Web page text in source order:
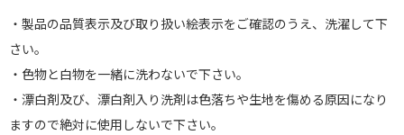
・製品の品質表示及び取り扱い絵表示をご確認のうえ、洗濯して下
さい。
・色物と白物を一緒に洗わないで下さい。
・漂白剤及び、漂白剤入り洗剤は色落ちや生地を傷める原因になり
ますので絶対に使用しないで下さい。